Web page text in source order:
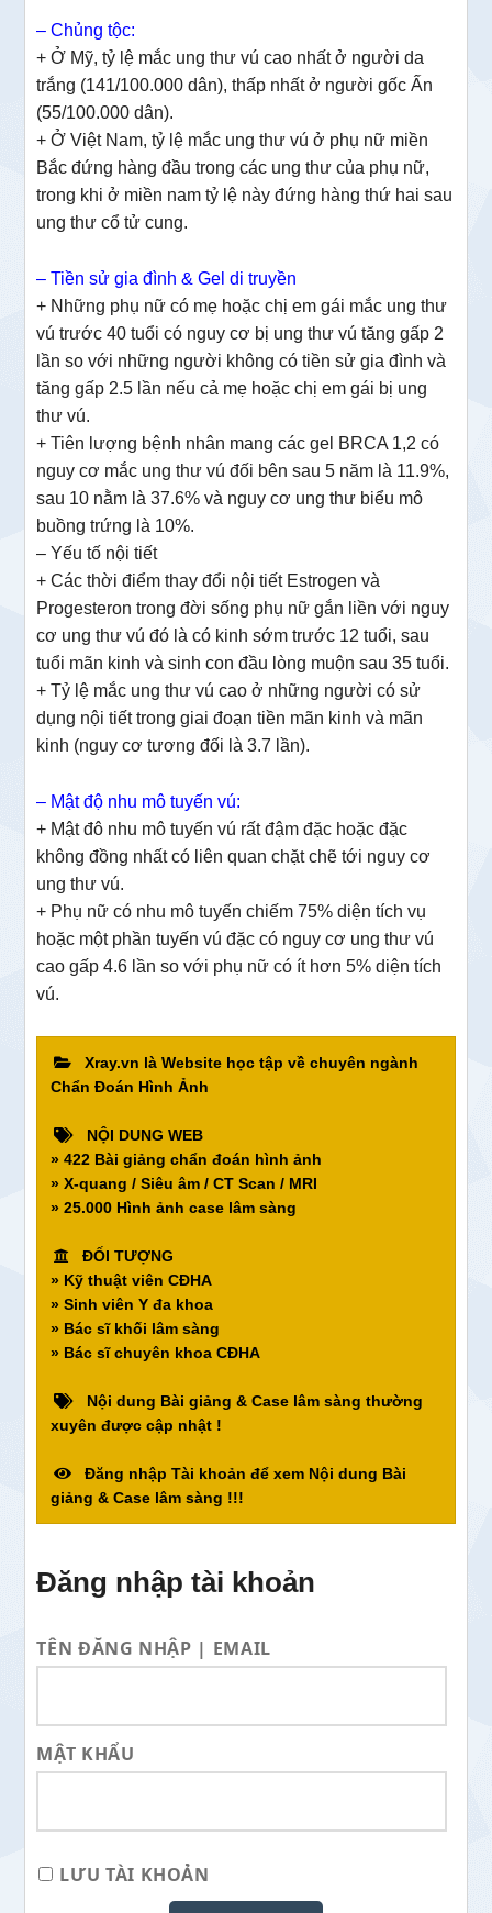
– Chủng tộc:
+ Ở Mỹ, tỷ lệ mắc ung thư vú cao nhất ở người da
trắng (141/100.000 dân), thấp nhất ở người gốc Ấn
(55/100.000 dân).
+ Ở Việt Nam, tỷ lệ mắc ung thư vú ở phụ nữ miền
Bắc đứng hàng đầu trong các ung thư của phụ nữ,
trong khi ở miền nam tỷ lệ này đứng hàng thứ hai sau
ung thư cổ tử cung.
– Tiền sử gia đình & Gel di truyền
+ Những phụ nữ có mẹ hoặc chị em gái mắc ung thư
vú trước 40 tuổi có nguy cơ bị ung thư vú tăng gấp 2
lần so với những người không có tiền sử gia đình và
tăng gấp 2.5 lần nếu cả mẹ hoặc chị em gái bị ung
thư vú.
+ Tiên lượng bệnh nhân mang các gel BRCA 1,2 có
nguy cơ mắc ung thư vú đối bên sau 5 năm là 11.9%,
sau 10 nằm là 37.6% và nguy cơ ung thư biểu mô
buồng trứng là 10%.
– Yếu tố nội tiết
+ Các thời điểm thay đổi nội tiết Estrogen và
Progesteron trong đời sống phụ nữ gắn liền với nguy
cơ ung thư vú đó là có kinh sớm trước 12 tuổi, sau
tuổi mãn kinh và sinh con đầu lòng muộn sau 35 tuổi.
+ Tỷ lệ mắc ung thư vú cao ở những người có sử
dụng nội tiết trong giai đoạn tiền mãn kinh và mãn
kinh (nguy cơ tương đối là 3.7 lần).
– Mật độ nhu mô tuyến vú:
+ Mật đô nhu mô tuyến vú rất đậm đặc hoặc đặc
không đồng nhất có liên quan chặt chẽ tới nguy cơ
ung thư vú.
+ Phụ nữ có nhu mô tuyến chiếm 75% diện tích vụ
hoặc một phần tuyến vú đặc có nguy cơ ung thư vú
cao gấp 4.6 lần so với phụ nữ có ít hơn 5% diện tích
vú.
Xray.vn là Website học tập về chuyên ngành
Chẩn Đoán Hình Ảnh
NỘI DUNG WEB
» 422 Bài giảng chẩn đoán hình ảnh
» X-quang / Siêu âm / CT Scan / MRI
» 25.000 Hình ảnh case lâm sàng
ĐỐI TƯỢNG
» Kỹ thuật viên CĐHA
» Sinh viên Y đa khoa
» Bác sĩ khối lâm sàng
» Bác sĩ chuyên khoa CĐHA
Nội dung Bài giảng & Case lâm sàng thường
xuyên được cập nhật !
Đăng nhập Tài khoản để xem Nội dung Bài
giảng & Case lâm sàng !!!
Đăng nhập tài khoản
TÊN ĐĂNG NHẬP | EMAIL
MẬT KHẨU
LƯU TÀI KHOẢN